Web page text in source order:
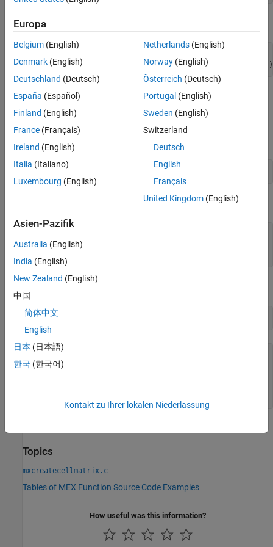
Copy the input arguments into the cell array.
Build and Test Example
Run the following commands from the MATLAB command line.
mex mxcreatecellmatrix.c
str1 = "hello";
str2 = "world"
-x- cell array and call
mxcreatecellmatrix(str1,str2,num)
See Also
Topics
mxcreatecellmatrix.c
Tables of MEX Function Source Code Examples
How useful was this information?
Europa
Belgium (English)
Denmark (English)
Deutschland (Deutsch)
España (Español)
Finland (English)
France (Français)
Ireland (English)
Italia (Italiano)
Luxembourg (English)
Netherlands(English)
Norway(English)
Österreich (Deutsch)
Portugal (English)
Sweden (English)
Switzerland
Deutsch
English
Français
United Kingdom(English)
Asien-Pazifik
Australia (English)
India (English)
New Zealand (English)
中国
简体中文
English
日本 (日本語)
한국 (한국어)
Kontakt zu Ihrer lokalen Niederlassung